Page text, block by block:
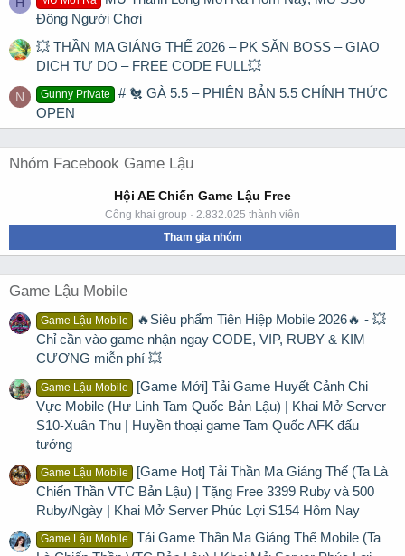
Đông Người Chơi
💥 THẦN MA GIÁNG THẾ 2026 – PK SĂN BOSS – GIAO
DỊCH TỰ DO – FREE CODE FULL💥
N Gunny Private
# 🐔 GÀ 5.5 – PHIÊN BẢN 5.5 CHÍNH THỨC
OPEN
Nhóm Facebook Game Lậu
Hội AE Chiến Game Lậu Free
Công khai group · 2.832.025 thành viên
Tham gia nhóm
Game Lậu Mobile
Game Lậu Mobile
🔥Siêu phẩm Tiên Hiệp Mobile 2026🔥 - 💥
Chỉ cần vào game nhận ngay CODE, VIP, RUBY & KIM
CƯƠNG miễn phí 💥
Game Lậu Mobile
[Game Mới] Tải Game Huyết Cảnh Chi
Vực Mobile (Hư Linh Tam Quốc Bản Lậu) | Khai Mở Server
S10-Xuân Thu | Huyền thoại game Tam Quốc AFK đấu
tướng
Game Lậu Mobile
[Game Hot] Tải Thần Ma Giáng Thế (Ta Là
Chiến Thần VTC Bản Lậu) | Tặng Free 3399 Ruby và 500
Ruby/Ngày | Khai Mở Server Phúc Lợi S154 Hôm Nay
Game Lậu Mobile
Tải Game Thần Ma Giáng Thế Mobile (Ta